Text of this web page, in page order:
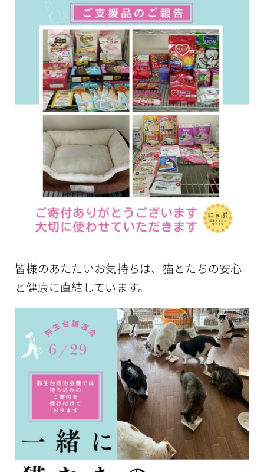
皆様のあたたいお気持ちは、猫とたちの安心
と健康に直結しています。